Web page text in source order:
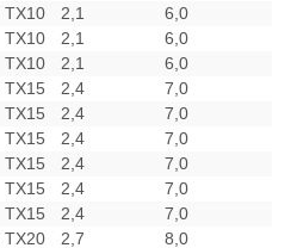
TX10 2,1
6,0
TX10 2,1
6,0
TX10 2,1
6,0
TX15 2,4
7,0
TX15 2,4
7,0
TX15 2,4
7,0
TX15 2,4
7,0
TX15 2,4
7,0
TX15 2,4
7,0
TX20 2,7 8,0